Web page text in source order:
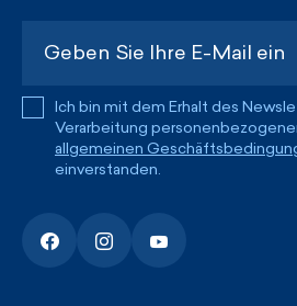
Ich bin mit dem Erhalt des
Verarbeitung
allgemeinen
einverstanden.